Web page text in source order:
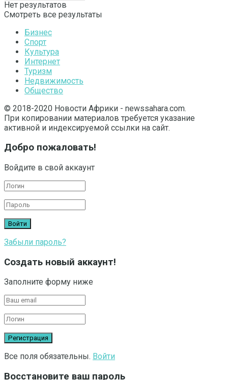
Нет результатов
Смотреть все результаты
Бизнес
Спорт
Культура
Интернет
Туризм
Недвижимость
Общество
© 2018-2020 Новости Африки - newssahara.com.
При копировании материалов требуется указание
активной и индексируемой ссылки на сайт.
Добро пожаловать!
Войдите в свой аккаунт
Забыли пароль?
Создать новый аккаунт!
Заполните форму ниже
Все поля обязательны. Войти
Восстановите ваш пароль